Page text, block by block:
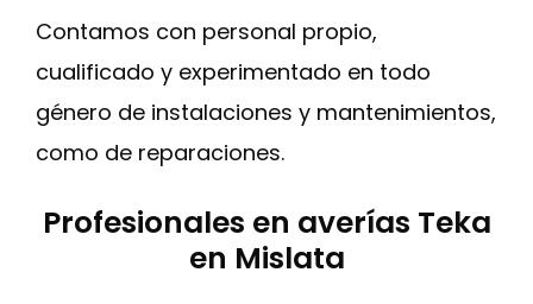
Contamos con personal propio,
cualificado y experimentado en todo
género de instalaciones y mantenimientos,
como de reparaciones.
Profesionales en averías Teka
en Mislata